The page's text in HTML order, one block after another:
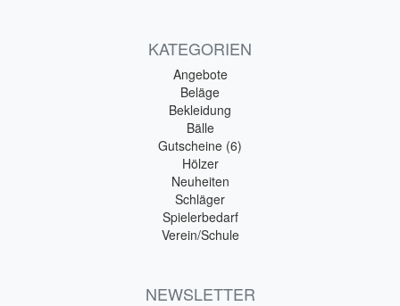
KATEGORIEN
Angebote
Beläge
Bekleidung
Bälle
Gutscheine (6)
Hölzer
Neuheiten
Schläger
Spielerbedarf
Verein/Schule
NEWSLETTER